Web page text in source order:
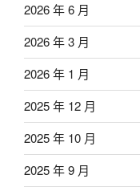
2026 年 6 月
2026 年 3 月
2026 年 1 月
2025 年 12 月
2025 年 10 月
2025 年 9 月